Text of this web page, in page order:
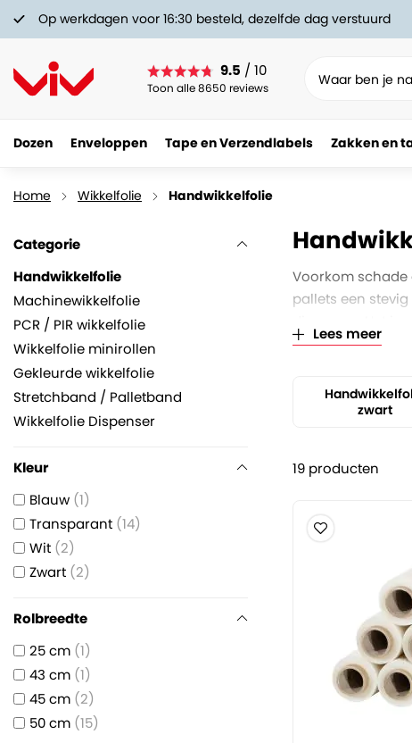
Op werkdagen voor 16:30 besteld, dezelfde dag verstuurd
9.5 / 10
Toon alle 8650 reviews
Dozen Enveloppen Tape en Verzendlabels Zakken en
Home Wikkelfolie Handwikkelfolie
Categorie
Handwikkelfolie
Machinewikkelfolie
PCR / PIR wikkelfolie
Wikkelfolie minirollen
Gekleurde wikkelfolie
Stretchband / Palletband
Wikkelfolie Dispenser
Kleur
Blauw 1
Transparant 14
Wit 2
Zwart 2
Rolbreedte
25 cm 1
43 cm 1
45 cm 2
50 cm 15
Voorkom schade
pallets een
Lees meer
zwart
19producten